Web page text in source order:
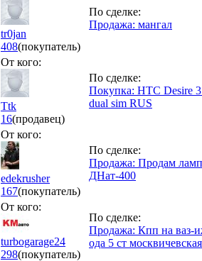
tr0jan
408(покупатель)
По сделке:
Продажа: мангал
От кого:
Ttk
16(продавец)
По сделке:
Покупка: HTC Desire
dual sim RUS
От кого:
edekrusher
167(покупатель)
По сделке:
Продажа: Продам
ДНат-400
От кого:
turbogarage24
298(покупатель)
По сделке:
Продажа: Кпп на ваз-
ода 5 ст москвичевская